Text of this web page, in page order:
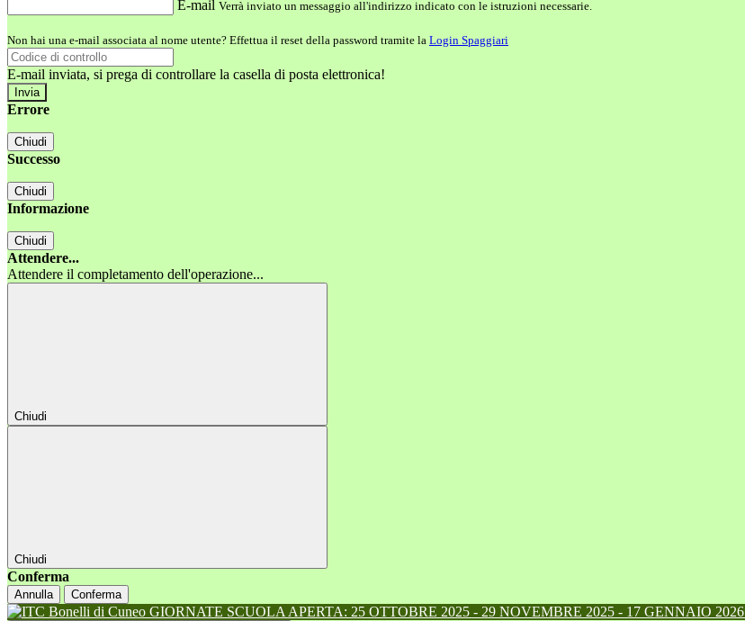
E-mail Verrà inviato un messaggio all'indirizzo indicato con le istruzioni necessarie.
Non hai una e-mail associata al nome utente? Effettua il reset della password tramite la Login Spaggiari
E-mail inviata, si prega di controllare la casella di posta elettronica!
Errore
Chiudi
Successo
Chiudi
Informazione
Chiudi
Attendere...
Attendere il completamento dell'operazione...
Chiudi
Chiudi
Conferma
Annulla Conferma
GIORNATE SCUOLA APERTA: 25 OTTOBRE 2025 - 29 NOVEMBRE 2025 - 17 GENNAIO 2026